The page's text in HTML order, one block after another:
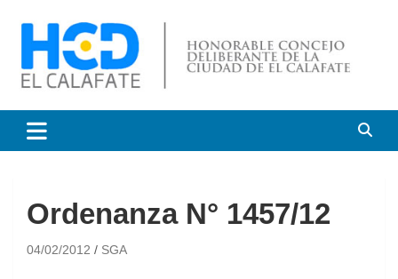
Honorable Concejo
Deliberante de El Calafate
Ordenanza N° 1457/12
04/02/2012 SGA